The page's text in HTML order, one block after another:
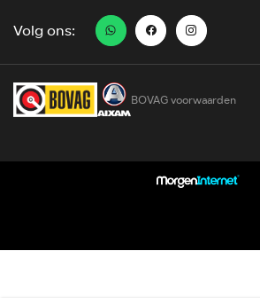
Volg ons:
BOVAG voorwaarden